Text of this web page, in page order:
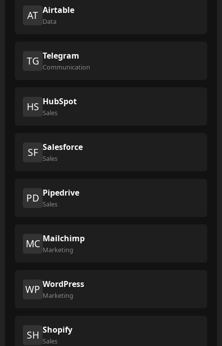
AT Airtable
Data
TG Telegram
Communication
HS HubSpot
Sales
SF Salesforce
Sales
PD Pipedrive
Sales
MC Mailchimp
Marketing
WP WordPress
Marketing
SH Shopify
Sales